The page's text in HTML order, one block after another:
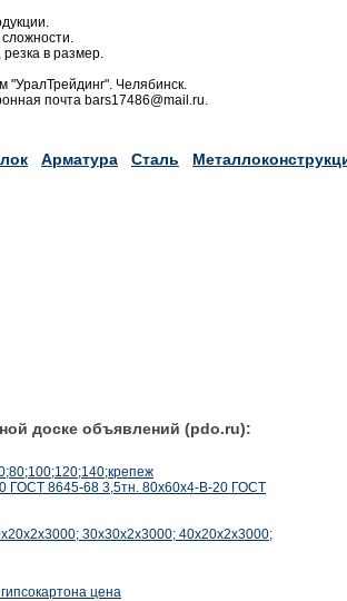
в размер.
Челябинск.
почта bars17486@mail.ru.
Арматура Сталь
доске объявлений (pdo.ru):
ГОСТ 8645-68 3,5тн. 80х60х4-В-20 ГОСТ
30х30х2х3000; 40х20х2х3000;
цена